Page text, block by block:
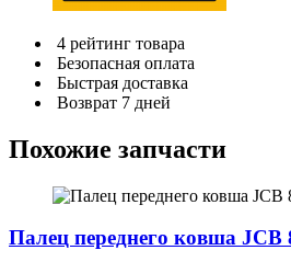
4 рейтинг товара
Безопасная оплата
Быстрая доставка
Возврат 7 дней
Похожие запчасти
Палец переднего ковша JCB